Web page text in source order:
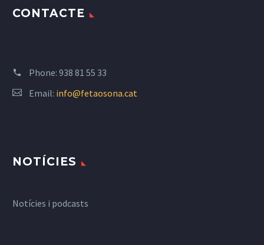
CONTACTE
Phone: 938 81 55 33
Email: info@fetaosona.cat
NOTÍCIES
Notícies i podcasts